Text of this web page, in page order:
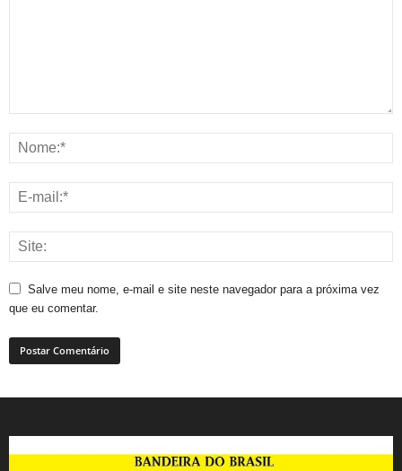
Salve meu nome, e-mail e site neste navegador para a próxima vez
que eu comentar.